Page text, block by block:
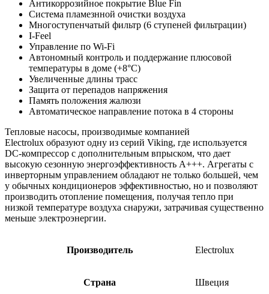
Антикоррозийное покрытие Blue Fin
Система пламезнной очистки воздуха
Многоступенчатый фильтр (6 ступеней фильтрации)
I-Feel
Управление по Wi-Fi
Автономный контроль и поддержание плюсовой
температуры в доме (+8°С)
Увеличенные длины трасс
Защита от перепадов напряжения
Память положения жалюзи
Автоматическое направление потока в 4 стороны
Тепловые насосы, производимые компанией
Electrolux образуют одну из серий Viking, где используется
DC-компрессор c дополнительным впрыском, что дает
высокую сезонную энергоэффективность A+++. Агрегаты с
инверторным управлением обладают не только большей, чем
у обычных кондиционеров эффективностью, но и позволяют
производить отопление помещения, получая тепло при
низкой температуре воздуха снаружи, затрачивая существенно
меньше электроэнергии.
Производитель Electrolux
Страна Швеция